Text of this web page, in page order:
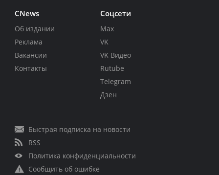
CNews
Об издании
Реклама
Вакансии
Контакты
Соцсети
Max
VK
VK Видео
Rutube
Telegram
Дзен
Быстрая подписка на новости
RSS
Политика конфиденциальности
Сообщить об ошибке